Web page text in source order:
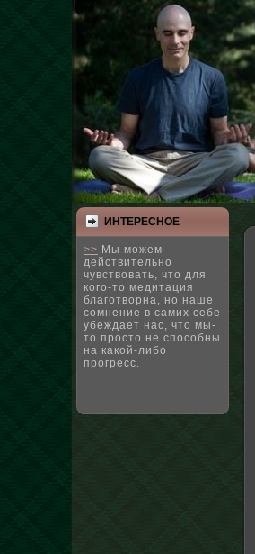
ИНТЕРЕСНΟЕ
>> Мы можем
действительно
чувствовать, что для
кого-то медитация
благотворна, но наше
сомнение в самих себе
убеждает нас, что мы-
то просто не способны
на какой-либо
прогресс.